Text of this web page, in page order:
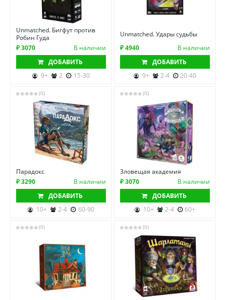
Unmatched. Бигфут против
Робин Гуда
₽ 3070
В наличии
ДОБАВИТЬ
9+
2 15-30
Unmatched. Удары судьбы
₽ 4940
В наличии
ДОБАВИТЬ
9+
2-4 20-40
(0)
Парадокс
₽ 3290
В наличии
ДОБАВИТЬ
10+
2-4 60-90
(0)
Зловещая академия
₽ 3070
В наличии
ДОБАВИТЬ
10+
2-4 60+
(0) (0)